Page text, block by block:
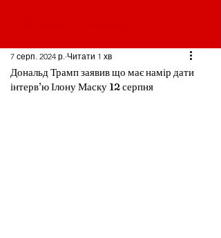
Дональд Трамп заявив що має намір дати
інтервʼю Ілону Маску 12 серпня
7 серп. 2024 р. Читати 1 хв